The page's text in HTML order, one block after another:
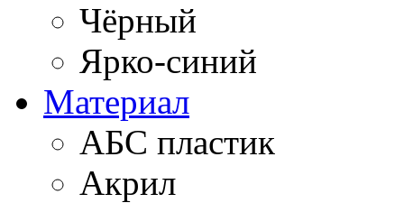
Чёрный
Ярко-синий
Материал
АБС пластик
Акрил